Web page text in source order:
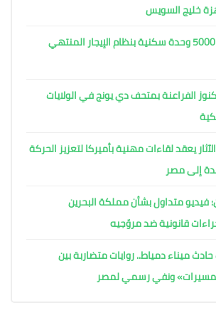
خليج السويس
الإسكان: طرح 5000 وحدة سكنية بنظام الإيجار المنتهي
الفراعنة بمتحف دي يونج في الولايات
يعقد لقاءات مهنية بأميركا لتعزيز الحركة
إلى مصر
فيديو متداول بشأن مملكة البحرين
قانونية ضد مروّجيه
ميناء دمياط.. روايات متضاربة بين
ونفي رسمي لمصر